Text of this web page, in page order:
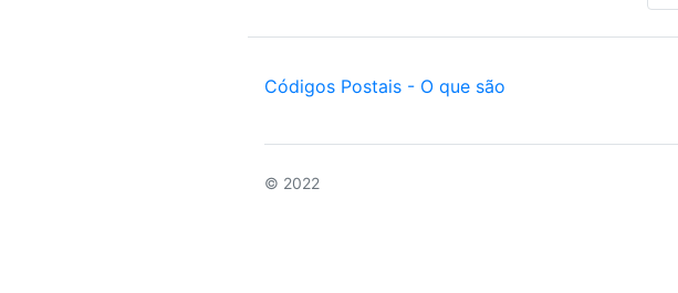
Códigos Postais - O que são
© 2022